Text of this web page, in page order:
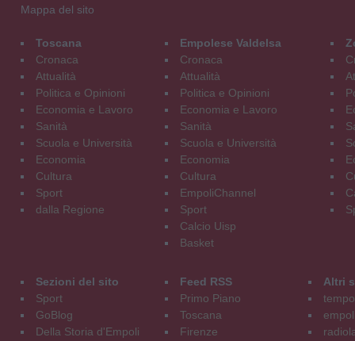
Mappa del sito
Toscana
Cronaca
Attualità
Politica e Opinioni
Economia e Lavoro
Sanità
Scuola e Università
Economia
Cultura
Sport
dalla Regione
Empolese Valdelsa
Cronaca
Attualità
Politica e Opinioni
Economia e Lavoro
Sanità
Scuola e Università
Economia
Cultura
EmpoliChannel
Sport
Calcio Uisp
Basket
Sezioni del sito
Sport
GoBlog
Della Storia d'Empoli
Feed RSS
Primo Piano
Toscana
Firenze
Altri